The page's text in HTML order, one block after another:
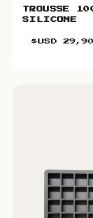
TROUSSE
SILICONE
$USD29,90